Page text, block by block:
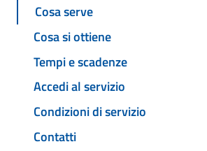
Cosa serve
Cosa si ottiene
Tempi e scadenze
Accedi al servizio
Condizioni di servizio
Contatti